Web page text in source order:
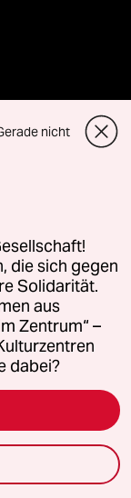
für Genehmigungen
Richtlinien KI-
(Ads)
nicht
die sich gegen
Solidarität.
aus
Zentrum“ –
dabei?